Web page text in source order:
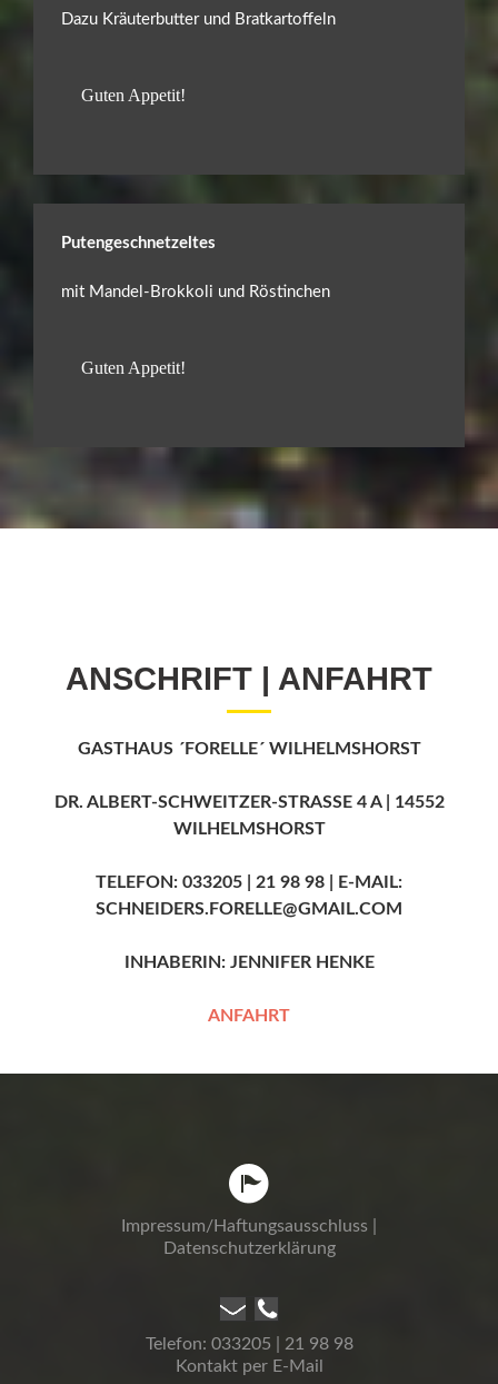
Dazu Kräuterbutter und Bratkartoffeln
Guten Appetit!
Putengeschnetzeltes
mit Mandel-Brokkoli und Röstinchen
Guten Appetit!
ANSCHRIFT | ANFAHRT
GASTHAUS ´FORELLE´ WILHELMSHORST
DR. ALBERT-SCHWEITZER-STRASSE 4 A | 14552
WILHELMSHORST
TELEFON: 033205 | 21 98 98 | E-MAIL:
SCHNEIDERS.FORELLE@GMAIL.COM
INHABERIN: JENNIFER HENKE
ANFAHRT
Impressum/Haftungsausschluss
Datenschutzerklärung
Telefon: 033205 | 21 98 98
Kontakt per E-Mail